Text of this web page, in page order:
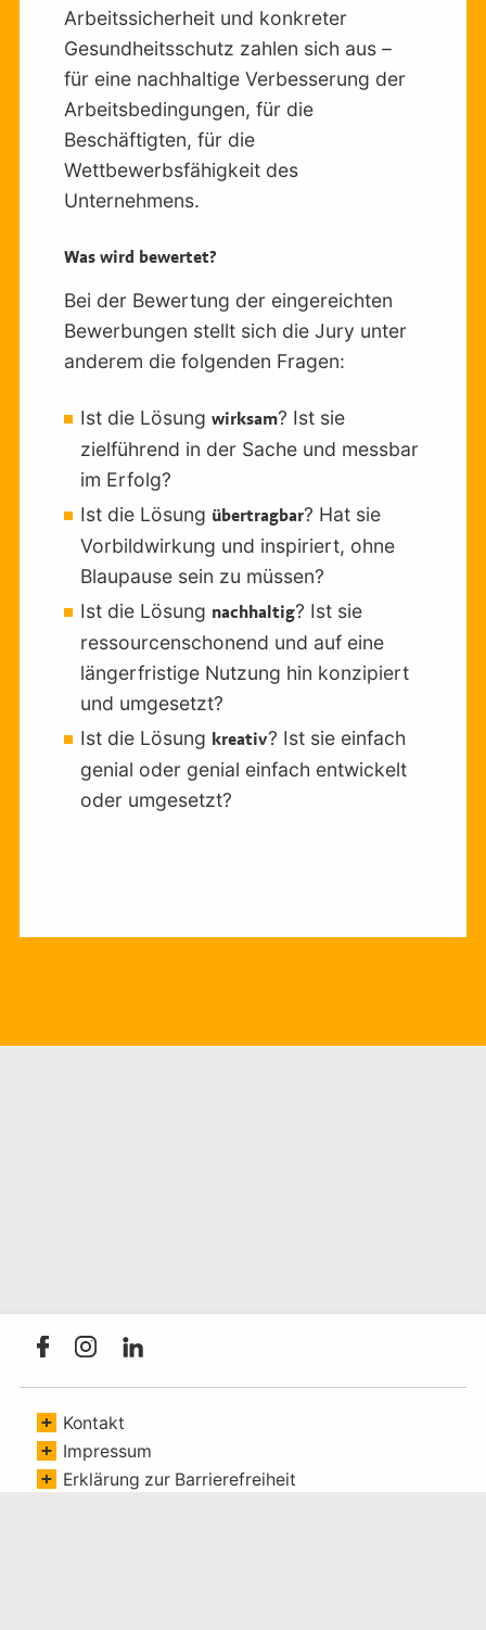
Arbeitssicherheit und konkreter
Gesundheitsschutz zahlen sich aus –
für eine nachhaltige Verbesserung der
Arbeitsbedingungen, für die
Beschäftigten, für die
Wettbewerbsfähigkeit des
Unternehmens.
Was wird bewertet?
Bei der Bewertung der eingereichten
Bewerbungen stellt sich die Jury unter
anderem die folgenden Fragen:
Ist die Lösungwirksam? Ist sie
zielführend in der Sache und messbar
im Erfolg?
Ist die Lösung übertragbar? Hat sie
Vorbildwirkung und inspiriert, ohne
Blaupause sein zu müssen?
Ist die Lösung nachhaltig? Ist sie
ressourcenschonend und auf eine
längerfristige Nutzung hin konzipiert
und umgesetzt?
Ist die Lösung kreativ? Ist sie einfach
genial oder genial einfach entwickelt
oder umgesetzt?
Link öffnet sich in einem externen Fenster
Link öffnet sich in einem externen Fenster
Link öffnet sich in einem externen Fenster
Navigation überspringen
Kontakt
Impressum
Erklärung zur Barrierefreiheit